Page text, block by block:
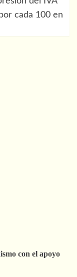
cada 100 en
con el apoyo